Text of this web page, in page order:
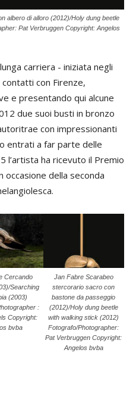
albero di alloro (2012)/Holy dung beetle
Pat Verbruggen Copyright: Angelos
carriera - iniziata negli
contatti con Firenze,
e presentando qui alcune
due suoi busti in bronzo
con impressionanti
entrati a far parte delle
l’artista ha ricevuto il Premio
occasione della seconda
Cercando
Searching
(2003)
:
Copyright:
bvba
Jan Fabre Scarabeo
stercorario sacro con
bastone da passeggio
(2012)/Holy dung beetle
with walking stick (2012)
Fotografo/Photographer:
Pat Verbruggen Copyright:
Angelos bvba